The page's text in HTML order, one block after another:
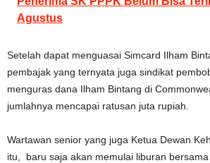
Agustus
Setelah dapat menguasai Simcard Ilham
pembajak yang ternyata juga sindikat
menguras dana Ilham Bintang di
jumlahnya mencapai ratusan juta rupiah.
Wartawan senior yang juga Ketua Dewan
itu, baru saja akan memulai liburan